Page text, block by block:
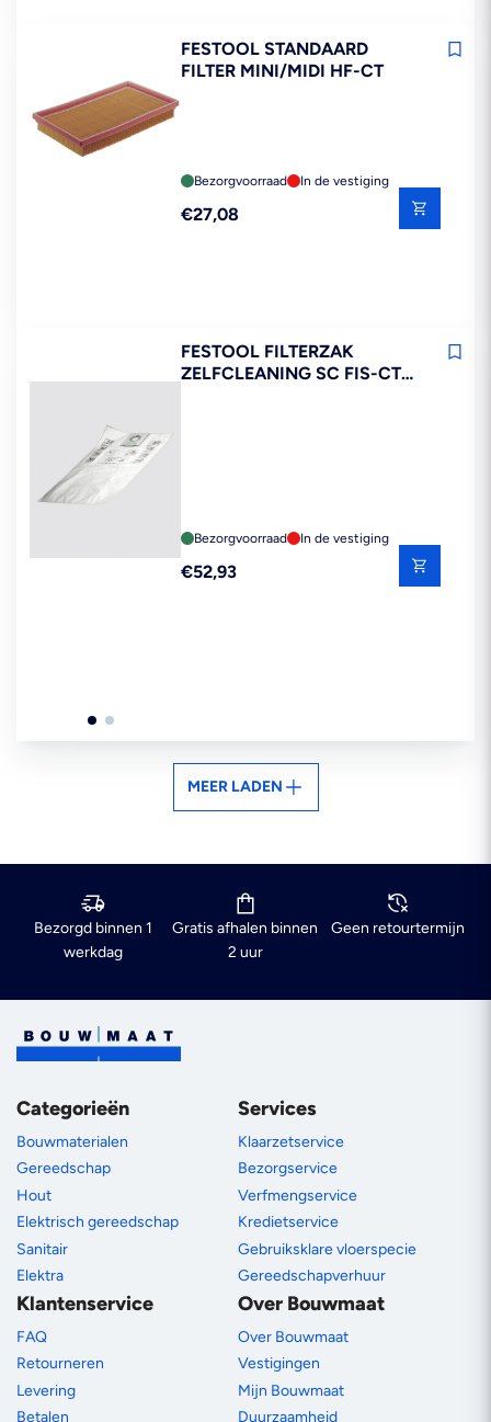
FESTOOL STANDAARD
FILTER MINI/MIDI HF-CT
Bezorgvoorraad In de vestiging
Reguliere
€27,08
FESTOOL FILTERZAK
ZELFCLEANING SC FIS-CT
Bezorgvoorraad In de vestiging
Reguliere
€52,93
MEER LADEN
Bezorgd binnen 1
werkdag
Gratis afhalen binnen
2 uur
Geen retourtermijn
Categorieën
Bouwmaterialen
Gereedschap
Hout
Elektrisch gereedschap
Sanitair
Elektra
Services
Klaarzetservice
Bezorgservice
Verfmengservice
Kredietservice
Gebruiksklare vloerspecie
Gereedschapverhuur
Klantenservice
FAQ
Retourneren
Levering
Betalen
Over Bouwmaat
Over Bouwmaat
Vestigingen
Mijn Bouwmaat
Duurzaamheid